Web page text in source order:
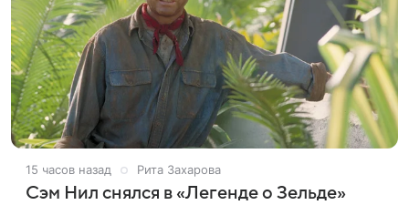
15 часов назад Рита Захарова
Сэм Нил снялся в «Легенде о Зельде»